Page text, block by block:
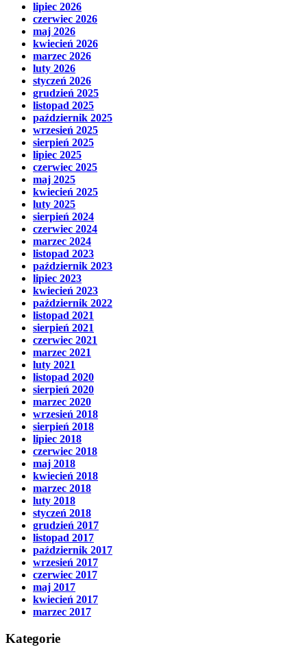
lipiec 2026
czerwiec 2026
maj 2026
kwiecień 2026
marzec 2026
luty 2026
styczeń 2026
grudzień 2025
listopad 2025
październik 2025
wrzesień 2025
sierpień 2025
lipiec 2025
czerwiec 2025
maj 2025
kwiecień 2025
luty 2025
sierpień 2024
czerwiec 2024
marzec 2024
listopad 2023
październik 2023
lipiec 2023
kwiecień 2023
październik 2022
listopad 2021
sierpień 2021
czerwiec 2021
marzec 2021
luty 2021
listopad 2020
sierpień 2020
marzec 2020
wrzesień 2018
sierpień 2018
lipiec 2018
czerwiec 2018
maj 2018
kwiecień 2018
marzec 2018
luty 2018
styczeń 2018
grudzień 2017
listopad 2017
październik 2017
wrzesień 2017
czerwiec 2017
maj 2017
kwiecień 2017
marzec 2017
Kategorie